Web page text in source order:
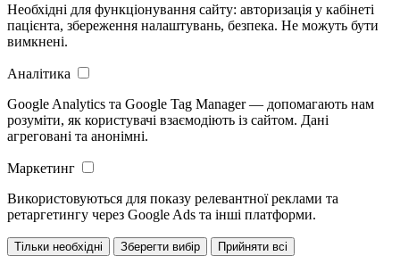
Необхідні для функціонування сайту: авторизація у кабінеті
пацієнта, збереження налаштувань, безпека. Не можуть бути
вимкнені.
Аналітика
Google Analytics та Google Tag Manager — допомагають нам
розуміти, як користувачі взаємодіють із сайтом. Дані
агреговані та анонімні.
Маркетинг
Використовуються для показу релевантної реклами та
ретаргетингу через Google Ads та інші платформи.
Тільки необхідні Зберегти вибір Прийняти всі